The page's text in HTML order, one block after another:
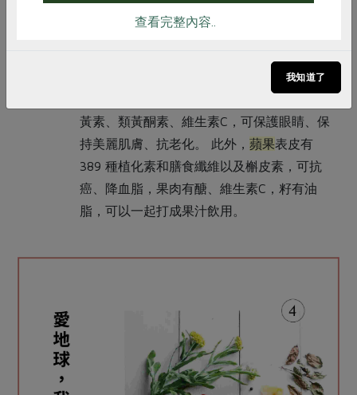
芭樂含維生素C，β- 胡蘿蔔素、沒食
有胡蘿蔔素、茄紅素、槲皮
黃素、類黃酮素、維生素C，可保護眼睛、保
持美麗肌膚、抗老化。 此外，蘋果表皮有
389 種植化素和膳食纖維以及槲皮素，可抗
癌、降血脂，果肉有醣、維生素C，籽有油
脂，可以一起打成果汁飲用。
查看完整內容..
我知道了